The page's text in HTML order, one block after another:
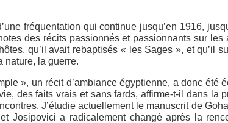
fréquentation qui continue jusqu’en 1916,
des récits passionnés et passionnants sur les
qu’il avait rebaptisés « les Sages », et qu’il
nature, la guerre.
», un récit d’ambiance égyptienne, a donc été
des faits vrais et sans fards, affirme-t-il dans la
J’étudie actuellement le manuscrit de
Josipovici a radicalement changé après la